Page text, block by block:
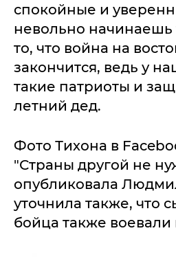
спокойные и
невольно начинаешь
то, что война на
закончится, ведь у
такие патриоты и
летний дед.
Фото Тихона в
"Страны другой не
опубликовала
уточнила также, что
бойца также воевали